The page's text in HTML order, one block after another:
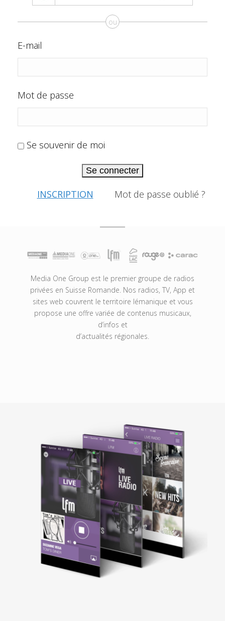
ou
E-mail
Mot de passe
Se souvenir de moi
Se connecter
INSCRIPTION Mot de passe oublié ?
Media One Group est le premier groupe de radios
privées en Suisse Romande. Nos radios, TV, App et
sites web couvrent le territoire lémanique et vous
propose une offre variée de contenus musicaux,
d’infos et
d’actualités régionales.